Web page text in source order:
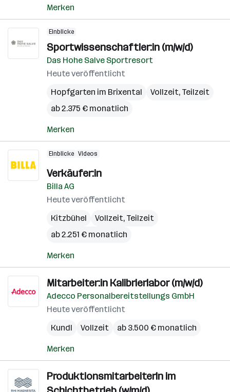
Merken
Einblicke
Sportwissenschaftler:in (m/w/d)
Das Hohe Salve Sportresort
Heute veröffentlicht
Hopfgarten im Brixental
Vollzeit, Teilzeit
ab 2.375 € monatlich
Merken
Einblicke Videos
Verkäufer:in
Billa AG
Heute veröffentlicht
Kitzbühel
Vollzeit, Teilzeit
ab 2.251 € monatlich
Merken
Mitarbeiter:in Kalibrierlabor (m/w/d)
Adecco Personalbereitstellungs GmbH
Heute veröffentlicht
Kundl
Vollzeit ab 3.500 € monatlich
Merken
ProduktionsmitarbeiterIn im